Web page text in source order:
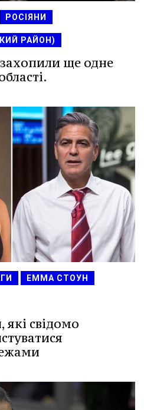
РОСІЯНИ
РАЙОН)
захопили ще одне
ЕММА СТОУН
які свідомо